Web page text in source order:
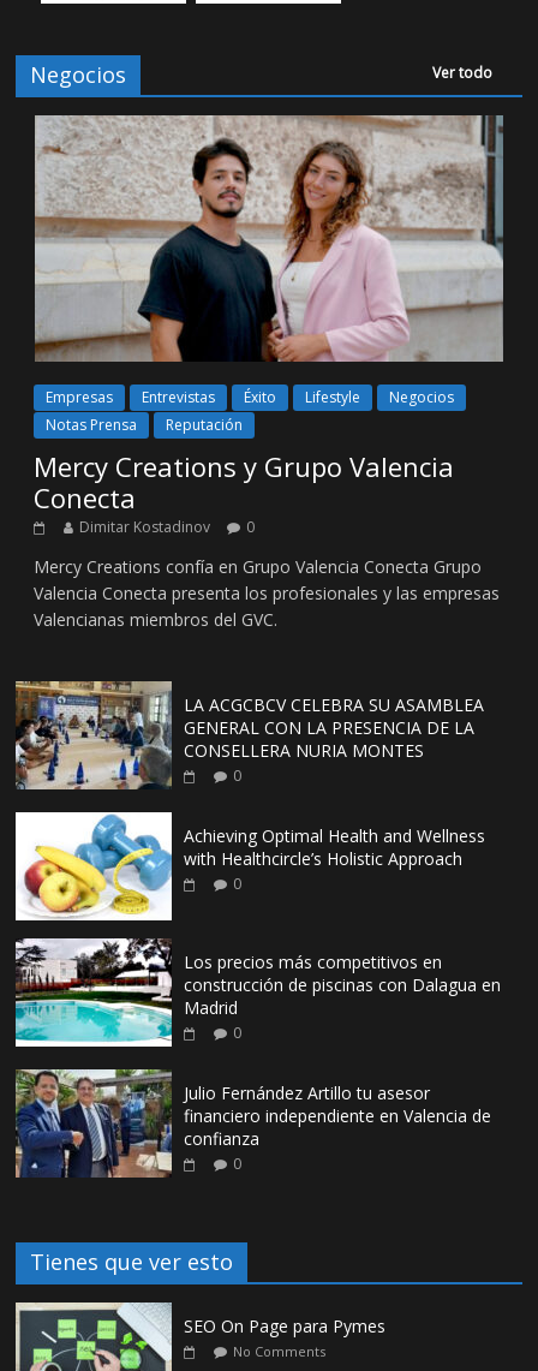
Negocios Ver todo
Empresas Entrevistas Éxito Lifestyle
Negocios
Notas Prensa
Reputación
Mercy Creations y Grupo Valencia
Conecta
Dimitar Kostadinov 0
Mercy Creations confía en Grupo Valencia Conecta Grupo
Valencia Conecta presenta los profesionales y las empresas
Valencianas miembros del GVC.
LA ACGCBCV CELEBRA SU ASAMBLEA
GENERAL CON LA PRESENCIA DE LA
CONSELLERA NURIA MONTES
0
Achieving Optimal Health and Wellness
with Healthcircle’s Holistic Approach
0
Los precios más competitivos en
construcción de piscinas con Dalagua en
Madrid
0
Julio Fernández Artillo tu asesor
financiero independiente en Valencia de
confianza
0
Tienes que ver esto
SEO On Page para Pymes
No Comments